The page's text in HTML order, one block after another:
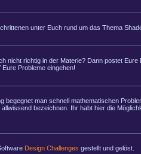
unter Euch rund um das Thema
nicht richtig in der Materie? Dann postet Eure
Probleme eingehen!
begegnet man schnell mathematischen
bezeichnen. Ihr habt hier die
Design Challenges gestellt und gelöst.